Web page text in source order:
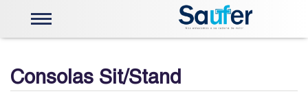
Telemetria e Instrumentación
Válvulas y Actuadores
Consolas Sit/Stand